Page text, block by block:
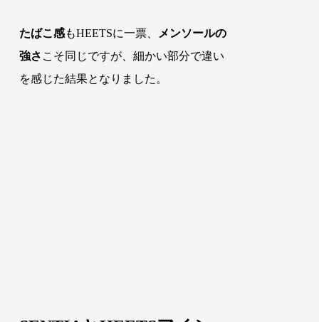
たばこ感もHEETSに一票、
メンソールの
強さ こそ同じですが、細かい部分で違い
を感じた結果となりました 。